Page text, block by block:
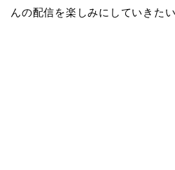
んの配信を楽しみにしていきた